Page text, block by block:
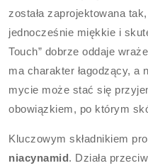
została zaprojektowana
jednocześnie miękkie i
Touch” dobrze oddaje
ma charakter łagodzący, a
mycie może stać się
obowiązkiem, po którym
Kluczowym składnikiem
niacynamid. Działa